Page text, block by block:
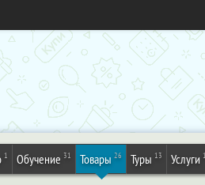
1 Обучение 31 Товары 26 Туры 13 Услуги